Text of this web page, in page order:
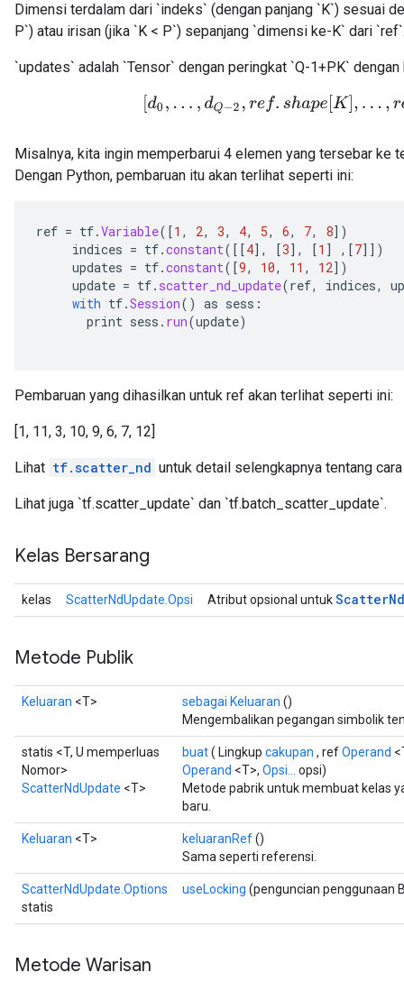
Dimensi terdalam dari `indeks` (dengan panjang `K`) sesuai
P`) atau irisan (jika `K < P`) sepanjang `dimensi ke-K` dari
`updates` adalah `Tensor` dengan peringkat `Q-1+PK` dengan
[d0,... ,dQ−2, ref.shap e[K ], .. r e f. s
Misalnya, kita ingin memperbarui 4 elemen yang tersebar ke
Dengan Python, pembaruan itu akan terlihat seperti ini:
ref = tf.Variable( [1 , 2, 3, 4, 5, 6, 7, 8] )
indices = tf.constant( [[4] , [3] , [1 ] , [7]] )
updates = tf.constant( [9, 10, 11 , 12] )
update = tf. scatter_nd_update(ref, indices,
with tf.Session() as sess :
print sess . run(update)
Pembaruan yang dihasilkan untuk ref akan terlihat seperti ini:
[1, 11, 3, 10, 9, 6, 7, 12]
Lihat tf.scatter_nd untuk detail selengkapnya tentang
Lihat juga `tf.scatter_update` dan `tf.batch_scatter_update`.
Kelas Bersarang
kelas ScatterNdUpdate.Opsi Atribut opsional untukScatterNd
Metode Publik
Keluaran <T> sebagai Keluaran ()
Mengembalikan pegangan simbolik
statis <T, U memperluas
Nomor>
ScatterNdUpdate <T>
buat( Lingkup cakupan , refOperand
Operand <T>, Opsi...
opsi)
Metode pabrik untuk membuat kelas
baru.
Keluaran <T> keluaranRef()
Sama seperti referensi.
ScatterNdUpdate.Options
statis
useLocking (penguncian penggunaan
Metode Warisan